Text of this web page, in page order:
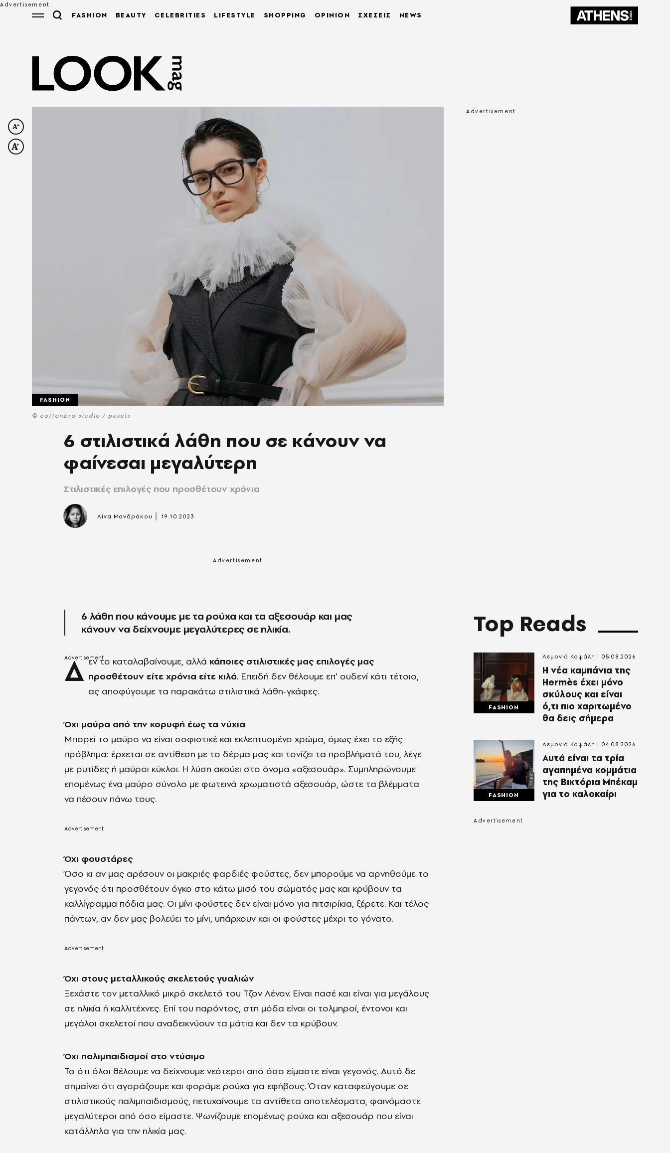
FASHION BEAUTY CELEBRITIES LIFESTYLE SHOPPING OPINION ΣΧΕΣΕΙΣ NEWS
© cottonbro studio / pexels
FASHION
6 στιλιστικά λάθη που σε κάνουν να
φαίνεσαι μεγαλύτερη
Στιλιστικές επιλογές που προσθέτουν χρόνια
Λίνα Μανδράκου 19.10.2023
6 λάθη που κάνουμε με τα ρούχα και τα αξεσουάρ και μας
κάνουν να δείχνουμε μεγαλύτερες σε ηλικία.
Δ εν το καταλαβαίνουμε, αλλά κάποιες στιλιστικές μας επιλογές μας
προσθέτουν είτε χρόνια είτε κιλά. Επειδή δεν θέλουμε επ’ ουδενί κάτι τέτοιο,
ας αποφύγουμε τα παρακάτω στιλιστικά λάθη-γκάφες.
Όχι μαύρα από την κορυφή έως τα νύχια
Μπορεί το μαύρο να είναι σοφιστικέ και εκλεπτυσμένο χρώμα, όμως έχει το εξής
πρόβλημα: έρχεται σε αντίθεση με το δέρμα μας και τονίζει τα προβλήματά του, λέγε
με ρυτίδες ή μαύροι κύκλοι. Η λύση ακούει στο όνομα «αξεσουάρ». Συμπληρώνουμε
επομένως ένα μαύρο σύνολο με φωτεινά χρωματιστά αξεσουάρ, ώστε τα βλέμματα
να πέσουν πάνω τους.
Όχι φουστάρες
Όσο κι αν μας αρέσουν οι μακριές φαρδιές φούστες, δεν μπορούμε να αρνηθούμε το
γεγονός ότι προσθέτουν όγκο στο κάτω μισό του σώματός μας και κρύβουν τα
καλλίγραμμα πόδια μας. Οι μίνι φούστες δεν είναι μόνο για πιτσιρίκια, ξέρετε. Και τέλος
πάντων, αν δεν μας βολεύει το μίνι, υπάρχουν και οι φούστες μέχρι το γόνατο.
Όχι στους μεταλλικούς σκελετούς γυαλιών
Ξεχάστε τον μεταλλικό μικρό σκελετό του Τζον Λένον. Είναι πασέ και είναι για μεγάλους
σε ηλικία ή καλλιτέχνες. Επί του παρόντος, στη μόδα είναι οι τολμηροί, έντονοι και
μεγάλοι σκελετοί που αναδεικνύουν τα μάτια και δεν τα κρύβουν.
Όχι παλιμπαιδισμοί στο ντύσιμο
Το ότι όλοι θέλουμε να δείχνουμε νεότεροι από όσο είμαστε είναι γεγονός. Αυτό δε
σημαίνει ότι αγοράζουμε και φοράμε ρούχα για εφήβους. Όταν καταφεύγουμε σε
στιλιστικούς παλιμπαιδισμούς, πετυχαίνουμε τα αντίθετα αποτελέσματα, φαινόμαστε
μεγαλύτεροι από όσο είμαστε. Ψωνίζουμε επομένως ρούχα και αξεσουάρ που είναι
κατάλληλα για την ηλικία μας.
Top Reads
FASHION
Η νέα καμπάνια της
Hermès έχει μόνο
σκύλους και είναι
ό,τι πιο χαριτωμένο
θα δεις σήμερα
Λεμονιά Καψάλη 05.08.2026
FASHION
Αυτά είναι τα τρία
αγαπημένα κομμάτια
της Βικτόρια Μπέκαμ
για το καλοκαίρι
Λεμονιά Καψάλη 04.08.2026